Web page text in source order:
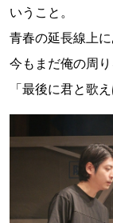
いうこと。
青春の延長線上に
今もまだ俺の周
「最後に君と歌